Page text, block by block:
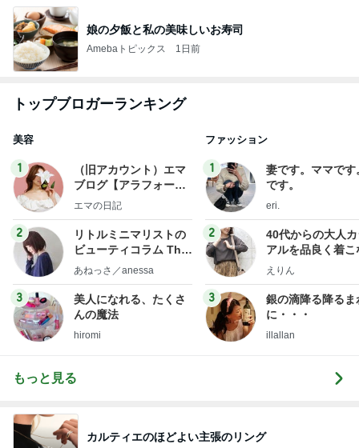
娘の夕飯と私の美味しいお寿司
Amebaトピックス 1日前
トップブロガーランキング
美容
1
（旧アカウント）エマ
ブログ【アラフォー会
社売却セカンドライ
エマの日記
2
リトルミニマリストの
ビューティコラム The
little minimalist's bea
あねっさ／anessa
3
美人になれる、たくさ
んの魔法
hiromi
ファッション
1
妻です。ママです
です。
eri.
2
40代からの大人
アルを品良く着こ
ファッションブロ
えりん
3
銀の滴降る降るま
に・・・
illallan
もっと見る
カルティエのほどよい主張のリング